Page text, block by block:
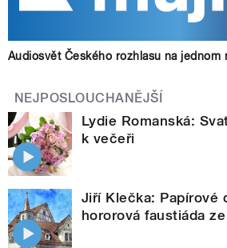
Audiosvět Českého rozhlasu na jednom
NEJPOSLOUCHANĚJŠÍ
Lydie Romanská:
k večeři
Jiří Klečka: Papírové
hororová faustiáda